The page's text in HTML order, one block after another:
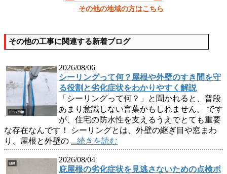
その他の地域の方はこちら
その他の工事に関連する新着ブログ
2026/08/06
シーリングって何？屋根や外壁のすき間を守
る役割と劣化症状をわかりやすく解説
「シーリングって何？」と聞かれると、普段
あまり意識しない言葉かもしれません。 です
が、住宅の防水性を支えるうえでとても重要
な存在なんです！ シーリングとは、外壁の継ぎ目や窓まわ
り、屋根と外壁の ...続きを読む
2026/08/04
庇屋根の劣化症状を見逃さないための点検ポ